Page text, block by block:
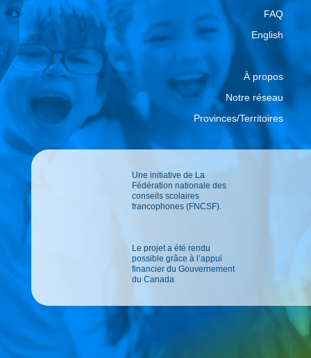
FAQ
English
À propos
Notre réseau
Provinces/Territoires
Une initiative de La
Fédération nationale des
conseils scolaires
francophones (FNCSF).
Le projet a été rendu
possible grâce à l’appui
financier du Gouvernement
du Canada